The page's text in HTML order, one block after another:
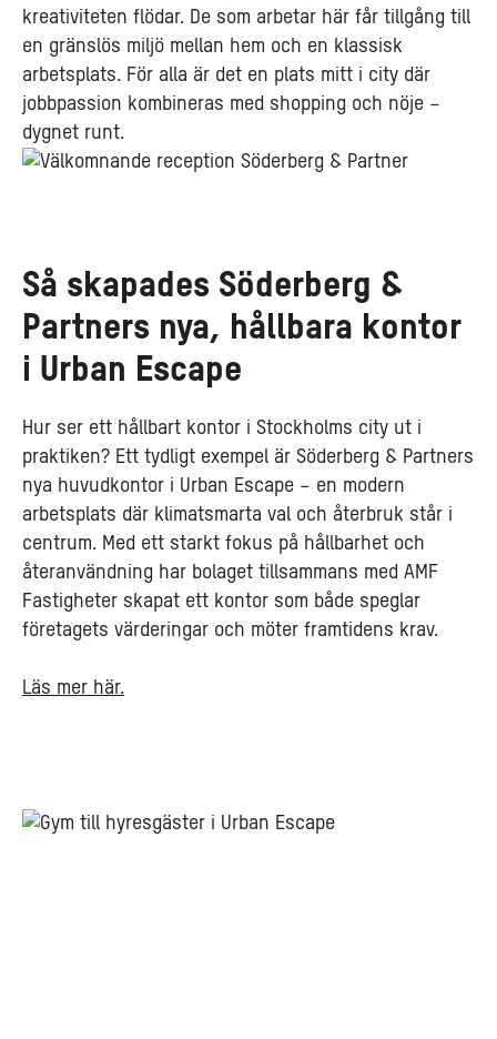
kreativiteten flödar. De som arbetar här får tillgång till
en gränslös miljö mellan hem och en klassisk
arbetsplats. För alla är det en plats mitt i city där
jobbpassion kombineras med shopping och nöje –
dygnet runt.
Så skapades Söderberg &
Partners nya, hållbara kontor
i Urban Escape
Hur ser ett hållbart kontor i Stockholms city ut i
praktiken? Ett tydligt exempel är Söderberg & Partners
nya huvudkontor i Urban Escape – en modern
arbetsplats där klimatsmarta val och återbruk står i
centrum. Med ett starkt fokus på hållbarhet och
återanvändning har bolaget tillsammans med AMF
Fastigheter skapat ett kontor som både speglar
företagets värderingar och möter framtidens krav.
Läs mer här.